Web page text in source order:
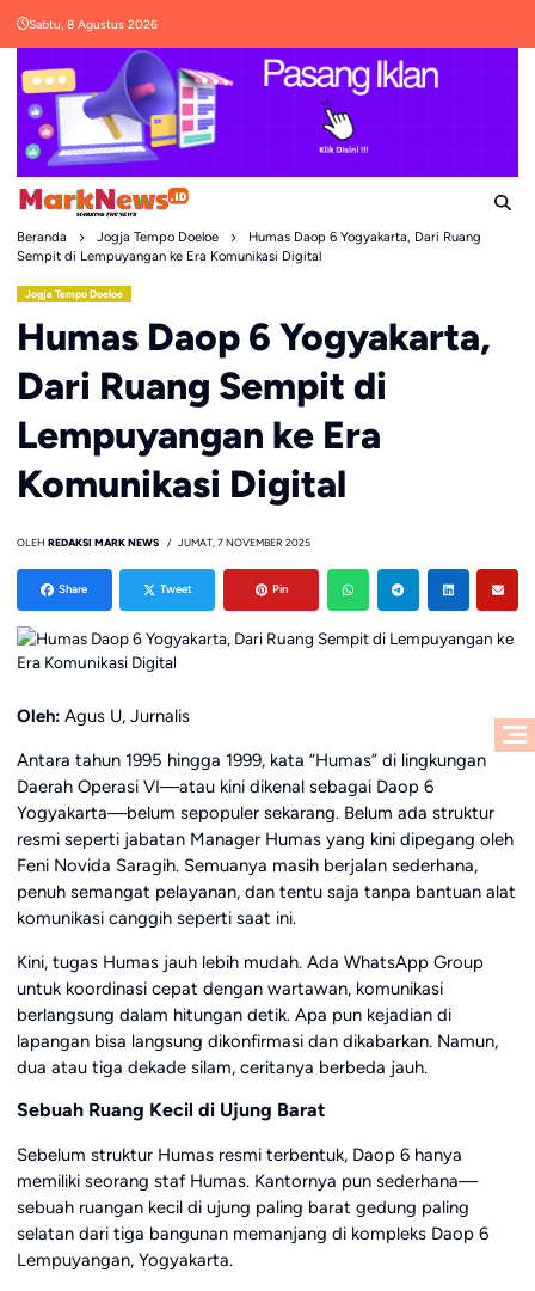
Sabtu, 8 Agustus 2026
Beranda Jogja Tempo Doeloe
Humas Daop 6 Yogyakarta, Dari Ruang
Sempit di Lempuyangan ke Era Komunikasi Digital
Jogja Tempo Doeloe
Humas Daop 6 Yogyakarta,
Dari Ruang Sempit di
Lempuyangan ke Era
Komunikasi Digital
OLEH REDAKSI MARK NEWS JUMAT, 7 NOVEMBER 2025
Share Tweet Pin
Oleh: Agus U, Jurnalis
Antara tahun 1995 hingga 1999, kata “Humas” di lingkungan
Daerah Operasi VI—atau kini dikenal sebagai Daop 6
Yogyakarta—belum sepopuler sekarang. Belum ada struktur
resmi seperti jabatan Manager Humas yang kini dipegang oleh
Feni Novida Saragih. Semuanya masih berjalan sederhana,
penuh semangat pelayanan, dan tentu saja tanpa bantuan alat
komunikasi canggih seperti saat ini.
Kini, tugas Humas jauh lebih mudah. Ada WhatsApp Group
untuk koordinasi cepat dengan wartawan, komunikasi
berlangsung dalam hitungan detik. Apa pun kejadian di
lapangan bisa langsung dikonfirmasi dan dikabarkan. Namun,
dua atau tiga dekade silam, ceritanya berbeda jauh.
Sebuah Ruang Kecil di Ujung Barat
Sebelum struktur Humas resmi terbentuk, Daop 6 hanya
memiliki seorang staf Humas. Kantornya pun sederhana—
sebuah ruangan kecil di ujung paling barat gedung paling
selatan dari tiga bangunan memanjang di kompleks Daop 6
Lempuyangan, Yogyakarta.